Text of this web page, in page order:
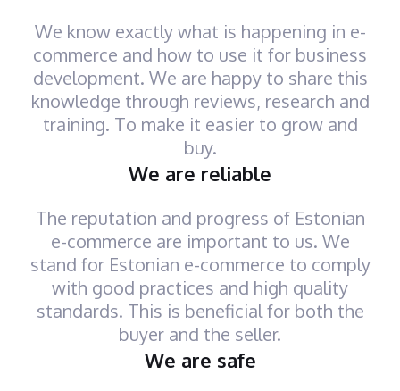
We know exactly what is happening in e-
commerce and how to use it for business
development. We are happy to share this
knowledge through reviews, research and
training. To make it easier to grow and
buy.
We are reliable
The reputation and progress of Estonian
e-commerce are important to us. We
stand for Estonian e-commerce to comply
with good practices and high quality
standards. This is beneficial for both the
buyer and the seller.
We are safe